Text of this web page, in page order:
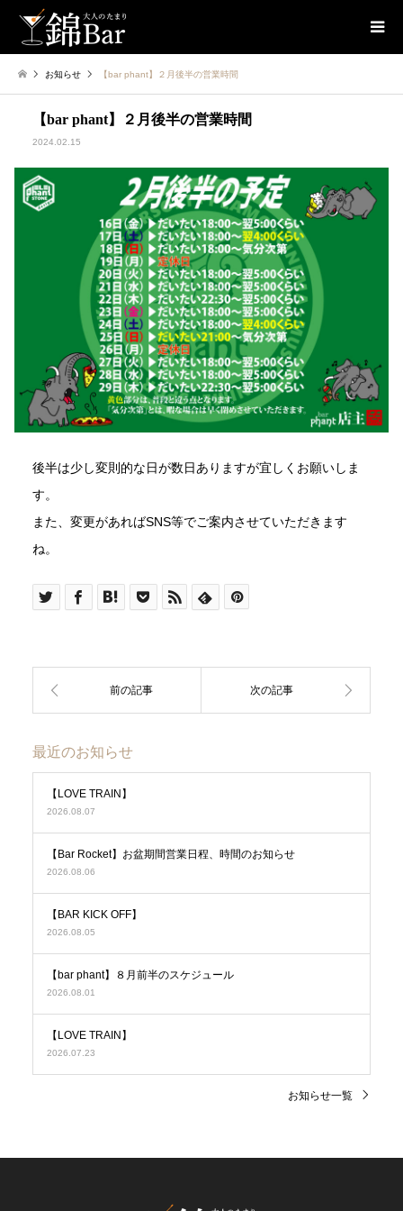
お知らせ 【bar phant】２月後半の営業時間
【bar phant】２月後半の営業時間
2024.02.15
後半は少し変則的な日が数日ありますが宜しくお願いしま
す。
また、変更があればSNS等でご案内させていただきます
ね。
最近のお知らせ
【LOVE TRAIN】
2026.08.07
【Bar Rocket】お盆期間営業日程、時間のお知らせ
2026.08.06
【BAR KICK OFF】
2026.08.05
【bar phant】８月前半のスケジュール
2026.08.01
【LOVE TRAIN】
2026.07.23
お知らせ一覧